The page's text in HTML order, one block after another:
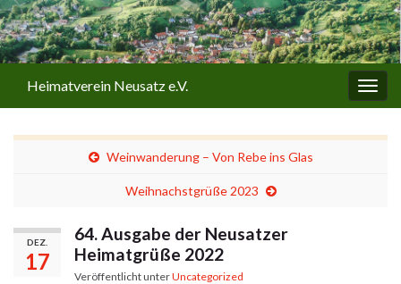
Heimatverein Neusatz e.V.
Weinwanderung – Von Rebe ins Glas
Weihnachstgrüße 2023
DEZ.
17
64. Ausgabe der Neusatzer
Heimatgrüße 2022
Veröffentlicht unterUncategorized